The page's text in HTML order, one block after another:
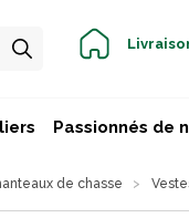
Passionnés de
de chasse